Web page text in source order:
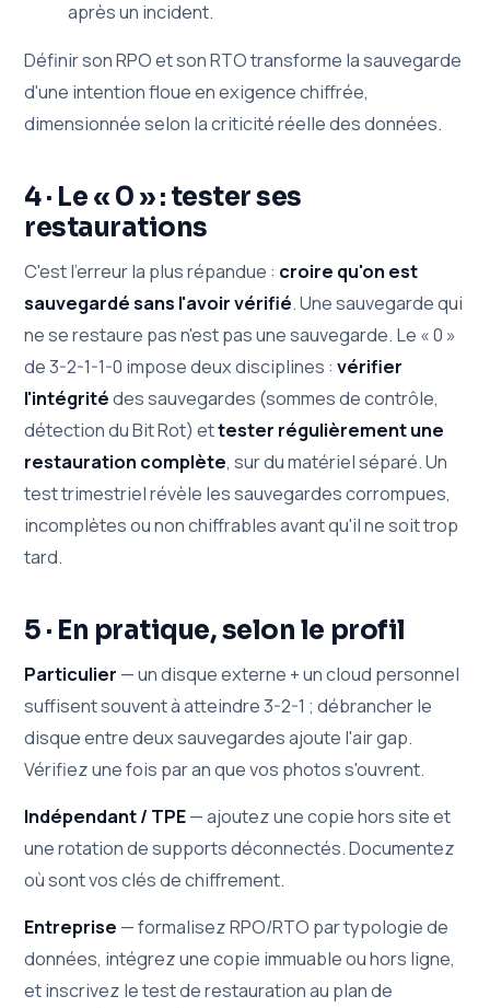
après un incident.
Définir son RPO et son RTO transforme la sauvegarde
d'une intention floue en exigence chiffrée,
dimensionnée selon la criticité réelle des données.
4 · Le « 0 » : tester ses
restaurations
C'est l'erreur la plus répandue : croire qu'on est
sauvegardé sans l'avoir vérifié. Une sauvegarde qui
ne se restaure pas n'est pas une sauvegarde. Le « 0 »
de 3-2-1-1-0 impose deux disciplines : vérifier
l'intégritédes sauvegardes (sommes de contrôle,
détection du Bit Rot) ettester régulièrement une
restauration complète, sur du matériel séparé. Un
test trimestriel révèle les sauvegardes corrompues,
incomplètes ou non chiffrables avant qu'il ne soit trop
tard.
5 · En pratique, selon le profil
Particulier — un disque externe + un cloud personnel
suffisent souvent à atteindre 3-2-1 ; débrancher le
disque entre deux sauvegardes ajoute l'air gap.
Vérifiez une fois par an que vos photos s'ouvrent.
Indépendant / TPE— ajoutez une copie hors site et
une rotation de supports déconnectés. Documentez
où sont vos clés de chiffrement.
Entreprise — formalisez RPO/RTO par typologie de
données, intégrez une copie immuable ou hors ligne,
et inscrivez le test de restauration au plan de